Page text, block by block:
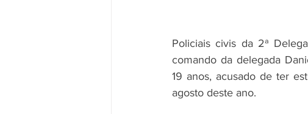
Policiais civis da 2ª
comando da delegada
19 anos, acusado de ter
agosto deste ano.